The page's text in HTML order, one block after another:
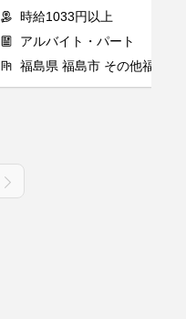
プルで安心☆シフト応相談◎
時給1033円以上
アルバイト・パート
福島県 福島市 その他福島市